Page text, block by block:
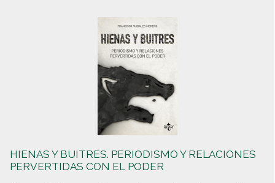
HIENAS Y BUITRES. PERIODISMO Y RELACIONES
PERVERTIDAS CON EL PODER